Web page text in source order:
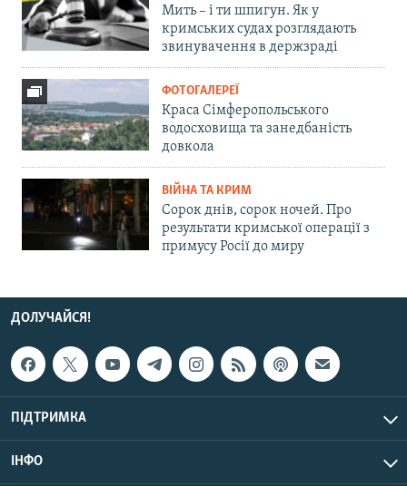
Мить – і ти шпигун. Як у
кримських судах розглядають
звинувачення в держзраді
ФОТОГАЛЕРЕЇ
Краса Сімферопольського
водосховища та занедбаність
довкола
ВІЙНА ТА КРИМ
Сорок днів, сорок ночей. Про
результати кримської операції з
примусу Росії до миру
ДОЛУЧАЙСЯ!
ПІДТРИМКА
ІНФО